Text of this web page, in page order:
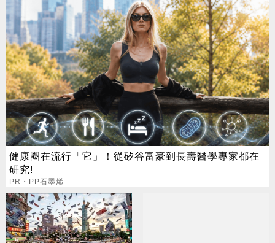
健康圈在流行「它」！從矽谷富豪到長壽醫學專家都在
研究!
PR・PP石墨烯